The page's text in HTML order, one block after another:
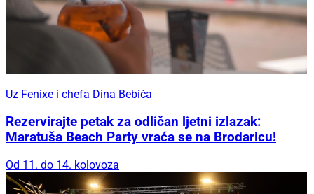
Uz Fenixe i chefa Dina Bebića
Rezervirajte petak za odličan ljetni izlazak:
Maratuša Beach Party vraća se na Brodaricu!
Od 11. do 14. kolovoza